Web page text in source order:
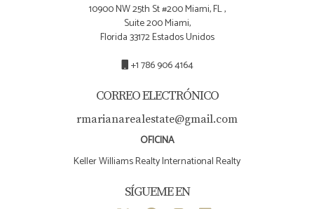
10900 NW 25th St #200 Miami, FL ,
Suite 200 Miami,
Florida 33172 Estados Unidos
+1 786 906 4164
CORREO ELECTRÓNICO
rmarianarealestate@gmail.com
OFICINA
Keller Williams Realty International Realty
SÍGUEME EN